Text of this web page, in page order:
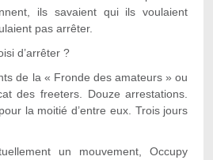
ils savaient qui ils voulaient
pas arrêter.
d’arrêter ?
de la « Fronde des amateurs » ou
des freeters. Douze arrestations.
la moitié d’entre eux. Trois jours
un mouvement, Occupy